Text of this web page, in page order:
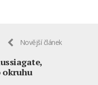
Novější článek
okruhu